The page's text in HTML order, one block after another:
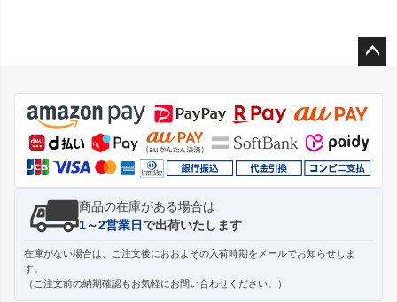
ジト
ップ
へ
商品の在庫がある場合は
1～2営業日で出荷いたします
在庫がない場合は、ご注文後におおよその入荷時期をメールでお知らせしま
す。
（ご注文前の納期確認もお気軽にお問い合わせください。）